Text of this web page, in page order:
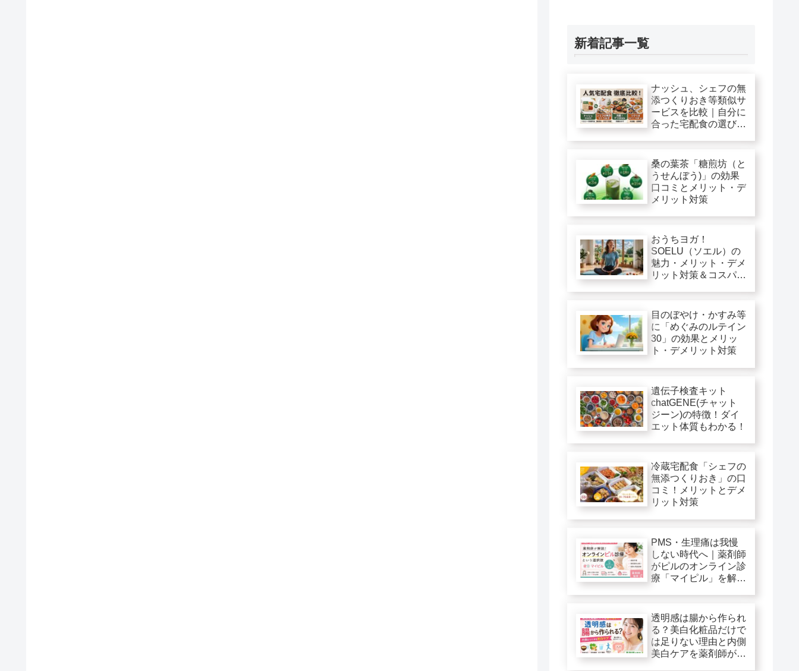
新着記事一覧
ナッシュ、シェフの無
添つくりおき等類似サ
ービスを比較｜自分に
合った宅配食の選び
桑の葉茶「糖煎坊（と
うせんぼう)」の効果
口コミとメリット・デ
メリット対策
おうちヨガ！
SOELU（ソエル）の
魅力・メリット・デメ
リット対策＆コスパ徹
目のぼやけ・かすみ等
に「めぐみのルテイン
30」の効果とメリッ
ト・デメリット対策
遺伝子検査キット
chatGENE(チャット
ジーン)の特徴！ダイ
エット体質もわかる！
冷蔵宅配食「シェフの
無添つくりおき」の口
コミ！メリットとデメ
リット対策
PMS・生理痛は我慢
しない時代へ｜薬剤師
がピルのオンライン診
療「マイピル」を解
透明感は腸から作られ
る？美白化粧品だけで
は足りない理由と内側
美白ケアを薬剤師が解